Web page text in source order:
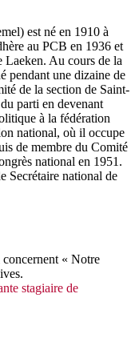
est né en 1910 à
au PCB en 1936 et
Laeken. Au cours de la
pendant une dizaine de
de la section de Saint-
parti en devenant
à la fédération
national, où il occupe
de membre du Comité
national en 1951.
Secrétaire national de
« Notre
stagiaire de